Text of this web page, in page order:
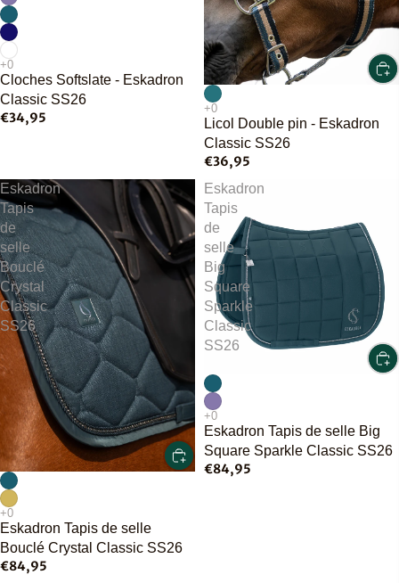
Cloches Softslate - Eskadron
Classic SS26
€34,95
Licol Double pin - Eskadron
Classic SS26
€36,95
Eskadron
Tapis
de
selle
Bouclé
Crystal
Classic
SS26
Eskadron Tapis de selle
Bouclé Crystal Classic SS26
€84,95
Eskadron
Tapis
de
selle
Big
Square
Sparkle
Classic
SS26
Eskadron Tapis de selle Big
Square Sparkle Classic SS26
€84,95